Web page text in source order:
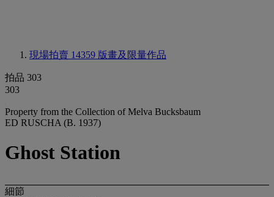
現場拍賣 14359 版畫及限量作品
拍品 303
303
Property from the Collection of Melva Bucksbaum
ED RUSCHA (B. 1937)
Ghost Station
細節